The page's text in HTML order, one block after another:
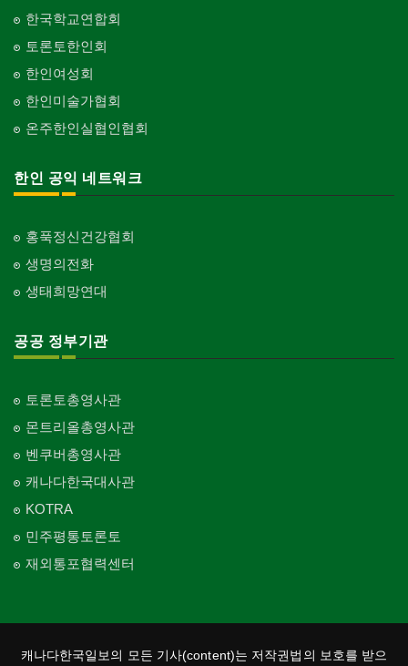
한국학교연합회
토론토한인회
한인여성회
한인미술가협회
온주한인실협인협회
한인 공익 네트워크
홍푹정신건강협회
생명의전화
생태희망연대
공공 정부기관
토론토총영사관
몬트리올총영사관
벤쿠버총영사관
캐나다한국대사관
KOTRA
민주평통토론토
재외통포협력센터
캐나다한국일보의 모든 기사(content)는 저작권법의 보호를 받으